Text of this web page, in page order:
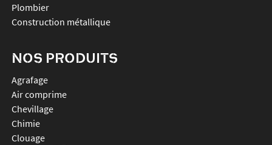
Plombier
Construction métallique
NOS PRODUITS
agrafage
air comprime
chevillage
chimie
clouage